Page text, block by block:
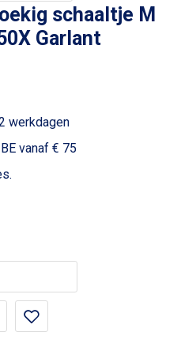
schaaltje M
Garlant
werkdagen
vanaf € 75